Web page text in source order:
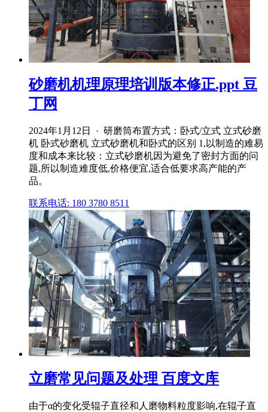
砂磨机机理原理培训版本修正.ppt 豆
丁网
2024年1月12日 · 研磨筒布置方式：卧式/立式 立式砂磨
机 卧式砂磨机 立式砂磨机和卧式的区别 1,以制造的难易
度和成本来比较：立式砂磨机因为避免了密封方面的问
题,所以制造难度低,价格便宜,适合低要求高产能的产
品。
联系电话: 180 3780 8511
立磨常见问题及处理 百度文库
由于α的变化受辊子直径和人磨物料粒度影响,在辊子直